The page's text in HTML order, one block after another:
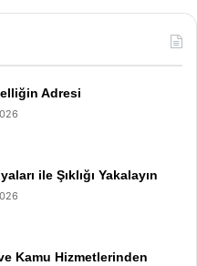
Adresi
ile Şıklığı Yakalayın
Kamu Hizmetlerinden